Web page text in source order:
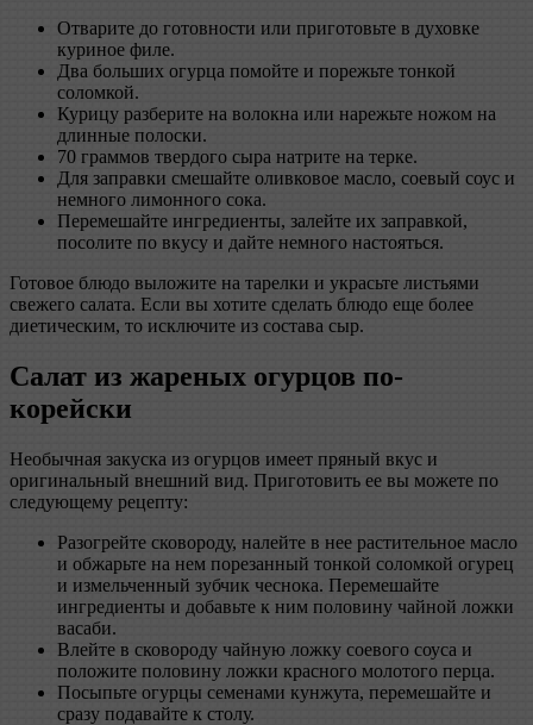
Отварите до готовности или приготовьте в духовке
куриное филе.
Два больших огурца помойте и порежьте тонкой
соломкой.
Курицу разберите на волокна или нарежьте ножом на
длинные полоски.
70 граммов твердого сыра натрите на терке.
Для заправки смешайте оливковое масло, соевый соус и
немного лимонного сока.
Перемешайте ингредиенты, залейте их заправкой,
посолите по вкусу и дайте немного настояться.
Готовое блюдо выложите на тарелки и украсьте листьями
свежего салата. Если вы хотите сделать блюдо еще более
диетическим, то исключите из состава сыр.
Салат из жареных огурцов по-
корейски
Необычная закуска из огурцов имеет пряный вкус и
оригинальный внешний вид. Приготовить ее вы можете по
следующему рецепту:
Разогрейте сковороду, налейте в нее растительное масло
и обжарьте на нем порезанный тонкой соломкой огурец
и измельченный зубчик чеснока. Перемешайте
ингредиенты и добавьте к ним половину чайной ложки
васаби.
Влейте в сковороду чайную ложку соевого соуса и
положите половину ложки красного молотого перца.
Посыпьте огурцы семенами кунжута, перемешайте и
сразу подавайте к столу.